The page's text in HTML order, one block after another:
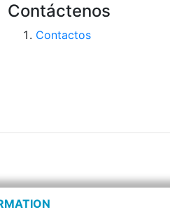
Contáctenos
Contactos